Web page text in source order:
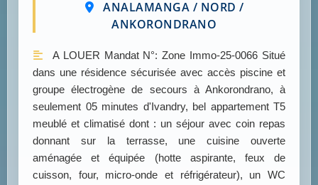
ANALAMANGA / NORD /
ANKORONDRANO
A LOUER Mandat N°: Zone Immo-25-0066 Situé
dans une résidence sécurisée avec accès piscine et
groupe électrogène de secours à Ankorondrano, à
seulement 05 minutes d'Ivandry, bel appartement T5
meublé et climatisé dont : un séjour avec coin repas
donnant sur la terrasse, une cuisine ouverte
aménagée et équipée (hotte aspirante, feux de
cuisson, four, micro-onde et réfrigérateur), un WC